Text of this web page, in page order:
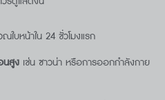
ณใบหน้าใน 24 ชั่วโมงแรก
นสูง เช่น ซาวน่า หรือการออกกำลังกาย